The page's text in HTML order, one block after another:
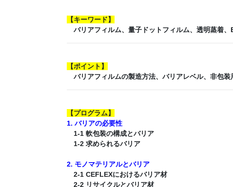
【キーワード】
バリアフィルム、量子ドットフィルム、透明蒸着、
【ポイント】
バリアフィルムの製造方法、バリアレベル、非包装
【プログラム】
1. バリアの必要性
1-1 軟包装の構成とバリア
1-2 求められるバリア
2. モノマテリアルとバリア
2-1 CEFLEXにおけるバリア材
2-2 リサイクルとバリア材